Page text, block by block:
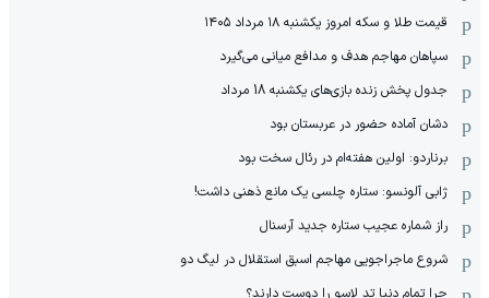
قیمت طلا و سکه امروز یکشنبه ۱۸ مرداد ۱۴۰۵
سپاهان مهاجم هدف و مدافع میانی می‌گیرد
جدول پخش زنده بازی‌های یکشنبه 18 مرداد
دشان آماده حضور در عربستان بود
برناردو: اولین هفته‌ام در رئال سخت بود
ژابی آلونسو: ستاره چلسی یک مانع ذهنی داشت!
راز شماره عجیب ستاره جدید آرسنال
شروع ماجراجویی مهاجم اسبق استقلال در لیگ دو
چرا تمام دنیا تد لاسو را دوست دارند؟